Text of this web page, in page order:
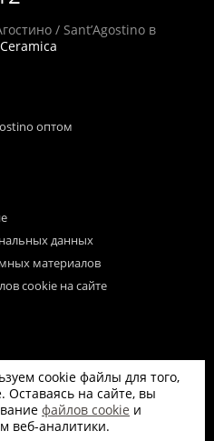
/ Sant’Agostino в
оптом
данных
материалов
cookie на сайте
функционирования сайта.
покиньте сайт.
cookie файлы для того,
Оставаясь на сайте, вы
файлов cookie и
веб-аналитики.